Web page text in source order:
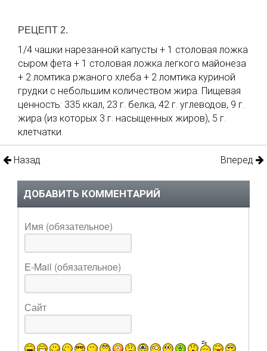
РЕЦЕПТ 2.
1/4 чашки нарезанной капусты + 1 столовая ложка
сыром фета + 1 столовая ложка легкого майонеза
+ 2 ломтика ржаного хлеба + 2 ломтика куриной
грудки с небольшим количеством жира. Пищевая
ценность: 335 ккал, 23 г. белка, 42 г. углеводов, 9 г.
жира (из которых 3 г. насыщенных жиров), 5 г.
клетчатки.
Назад Вперед
ДОБАВИТЬ КОММЕНТАРИЙ
Имя (обязательное)
E-Mail (обязательное)
Сайт